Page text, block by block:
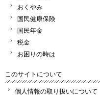
おくやみ
国民健康保険
国民年金
税金
お困りの時は
このサイトについて
個人情報の取り扱いについて